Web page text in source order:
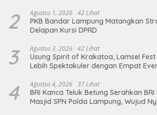
2 Agustus 1, 2026 42 Lihat
PKB Bandar Lampung Matangkan
Delapan Kursi DPRD
3 Agustus 3, 2026 42 Lihat
Usung Spirit of Krakatoa, Lamsel Fest
Lebih Spektakuler dengan Empat
4 Agustus 4, 2026 37 Lihat
BRI Kanca Teluk Betung Serahkan
Masjid SPN Polda Lampung, Wujud